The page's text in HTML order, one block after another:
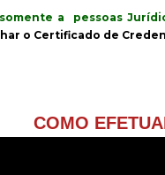
a pessoas
o Certificado de
COMO